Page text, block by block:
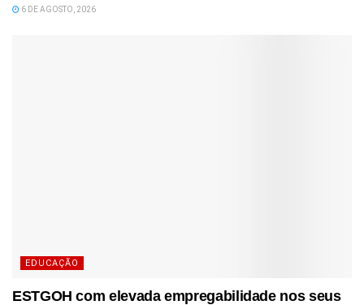
6 DE AGOSTO, 2026
EDUCAÇÃO
ESTGOH com elevada empregabilidade nos seus